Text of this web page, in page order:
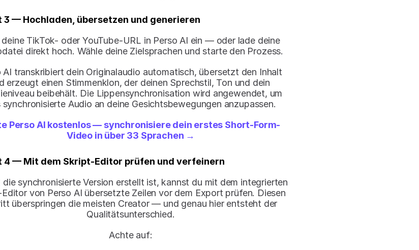
3 — Hochladen, übersetzen und generieren
deine TikTok- oder YouTube-URL in Perso AI ein — oder lade deine
direkt hoch. Wähle deine Zielsprachen und starte den Prozess.
AI transkribiert dein Originalaudio automatisch, übersetzt den Inhalt
erzeugt einen Stimmenklon, der deinen Sprechstil, Ton und dein
beibehält. Die Lippensynchronisation wird angewendet, um
synchronisierte Audio an deine Gesichtsbewegungen anzupassen.
Perso AI kostenlos — synchronisiere dein erstes Short-Form-
Video in über 33 Sprachen →
4 — Mit dem Skript-Editor prüfen und verfeinern
die synchronisierte Version erstellt ist, kannst du mit dem integrierten
von Perso AI übersetzte Zeilen vor dem Export prüfen. Diesen
überspringen die meisten Creator — und genau hier entsteht der
Qualitätsunterschied.
Achte auf: